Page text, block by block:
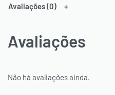
Avaliações (0)
Avaliações
Não há avaliações ainda.